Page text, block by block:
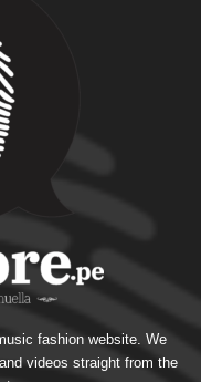
fashion website. We
videos straight from the